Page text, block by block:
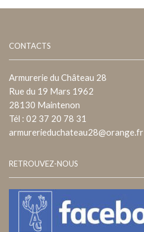
CONTACTS
Armurerie du Château 28
Rue du 19 Mars 1962
28130 Maintenon
Tél : 02 37 20 78 31
armurerieduchateau28@orange.fr
RETROUVEZ-NOUS